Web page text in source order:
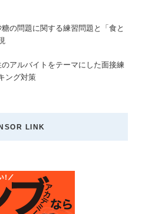
の問題に関する練習問題と「食と
のアルバイトをテーマにした面接練
ング対策
LINK